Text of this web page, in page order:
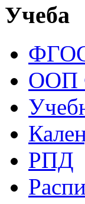
Учеба
ООП
РПД